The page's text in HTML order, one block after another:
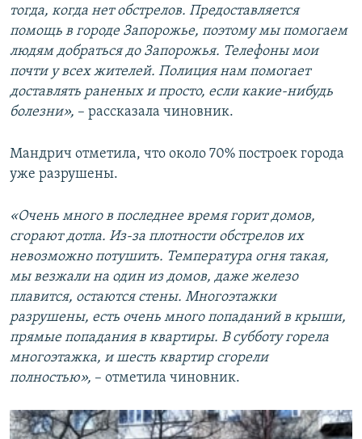
тогда, когда нет обстрелов. Предоставляется
помощь в городе Запорожье, поэтому мы помогаем
людям добраться до Запорожья. Телефоны мои
почти у всех жителей. Полиция нам помогает
доставлять раненых и просто, если какие-нибудь
болезни», – рассказала чиновник.
Мандрич отметила, что около 70% построек города
уже разрушены.
«Очень много в последнее время горит домов,
сгорают дотла. Из-за плотности обстрелов их
невозможно потушить. Температура огня такая,
мы везжали на один из домов, даже железо
плавится, остаются стены. Многоэтажки
разрушены, есть очень много попаданий в крыши,
прямые попадания в квартиры. В субботу горела
многоэтажка, и шесть квартир сгорели
полностью», – отметила чиновник.